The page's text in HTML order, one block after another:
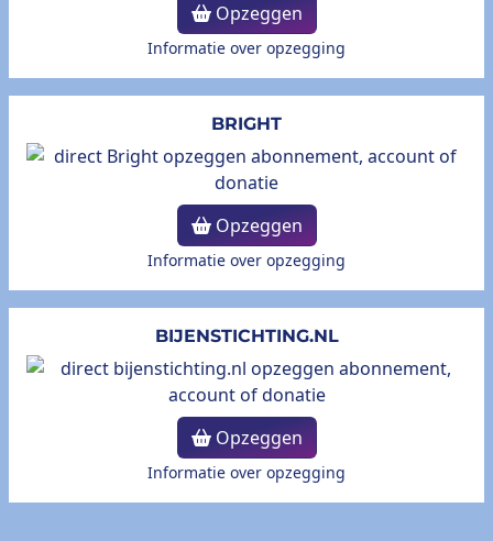
Opzeggen
Informatie over opzegging
BRIGHT
Opzeggen
Informatie over opzegging
BIJENSTICHTING.NL
Opzeggen
Informatie over opzegging